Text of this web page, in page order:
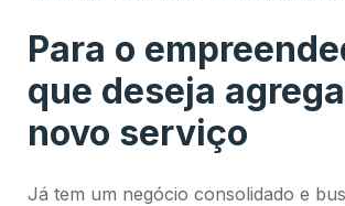
Para o
que deseja
novo serviço
Já tem um negócio consolidado e